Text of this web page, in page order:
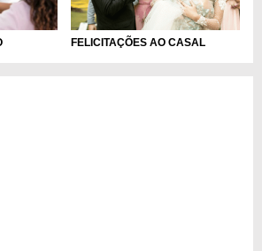
FELICITAÇÕES AO CASAL